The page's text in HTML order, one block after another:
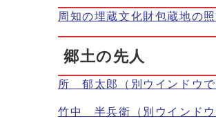
周知の埋蔵文化財包蔵地の
郷土の先人
所 郁太郎 （別ウインドウで
竹中 半兵衛 （別ウインド